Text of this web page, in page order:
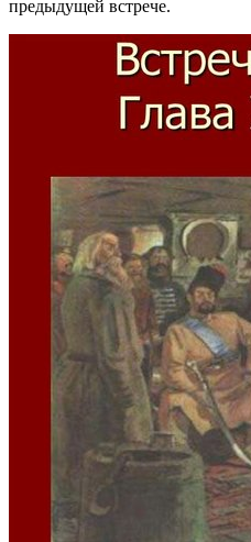
предыдущей встрече.